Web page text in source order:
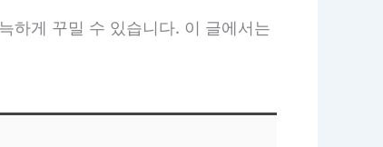
하게 꾸밀 수 있습니다. 이 글에서는